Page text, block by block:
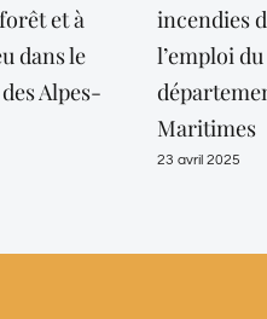
incendies de forêt et à
l’emploi du feu dans
département des